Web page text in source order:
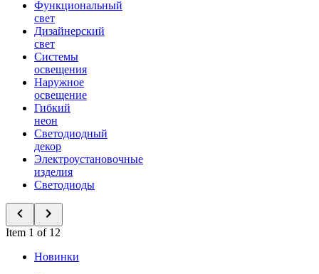
Функциональный
свет
Дизайнерский
свет
Системы
освещения
Наружное
освещение
Гибкий
неон
Светодиодный
декор
Электроустановочные
изделия
Светодиоды
Item 1 of 12
Новинки